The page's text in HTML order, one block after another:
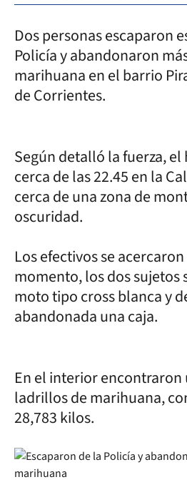
Dos personas escaparon
Policía y abandonaron
marihuana en el barrio
de Corrientes.
Según detalló la fuerza,
cerca de las 22.45 en la
cerca de una zona de
oscuridad.
Los efectivos se
momento, los dos sujetos
moto tipo cross blanca y
abandonada una caja.
En el interior encontraron
ladrillos de marihuana,
28,783 kilos.